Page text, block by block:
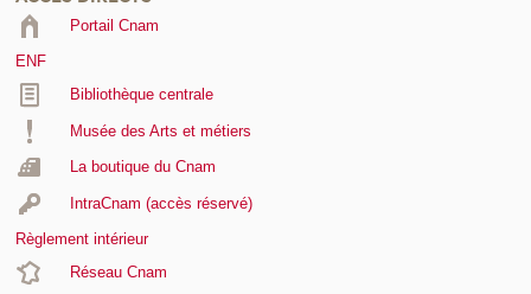
Portail Cnam
ENF
Bibliothèque centrale
Musée des Arts et métiers
La boutique du Cnam
IntraCnam (accès réservé)
Règlement intérieur
Réseau Cnam